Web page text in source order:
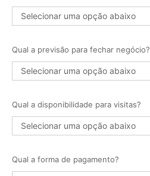
Qual a previsão para fechar negócio?
Qual a disponibilidade para visitas?
Qual a forma de pagamento?